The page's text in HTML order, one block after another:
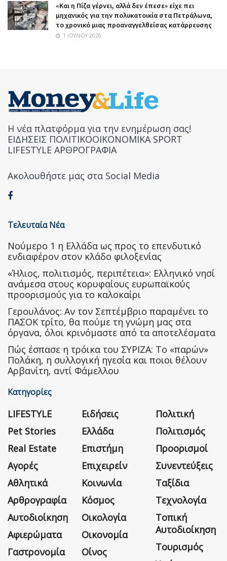
«Και η Πίζα γέρνει, αλλά δεν έπεσε» είχε πει
μηχανικός για την πολυκατοικία στα Πετράλωνα,
το χρονικό μιας προαναγγελθείσας κατάρρευσης
1 ΙΟΥΛΊΟΥ 2026
Η νέα πλατφόρμα για την ενημέρωση σας!
ΕΙΔΗΣΕΙΣ ΠΟΛΙΤΙΚΟΟΙΚΟΝΟΜΙΚΑ SPORT
LIFESTYLE ΑΡΘΡΟΓΡΑΦΙΑ
Ακολουθήστε μας στα Social Media
Τελευταία Νέα
Nούμερο 1 η Ελλάδα ως προς το επενδυτικό
ενδιαφέρον στον κλάδο φιλοξενίας
«Ήλιος, πολιτισμός, περιπέτεια»: Ελληνικό νησί
ανάμεσα στους κορυφαίους ευρωπαϊκούς
προορισμούς για το καλοκαίρι
Γερουλάνος: Αν τον Σεπτέμβριο παραμένει το
ΠΑΣΟΚ τρίτο, θα πούμε τη γνώμη μας στα
όργανα, όλοι κρινόμαστε από τα αποτελέσματα
Πώς έσπασε η τρόικα του ΣΥΡΙΖΑ: Το «παρών»
Πολάκη, η συλλογική ηγεσία και ποιοι θέλουν
Αρβανίτη, αντί Φάμελλου
Κατηγορίες
LIFESTYLE
Pet Stories
Real Estate
Αγορές
Αθλητικά
Αρθρογραφία
Αυτοδιοίκηση
Αφιερώματα
Γαστρονομία
Ειδήσεις
Ελλάδα
Επιστήμη
Επιχειρείν
Κοινωνία
Κόσμος
Οικολογία
Οικονομία
Οίνος
Πολιτική
Πολιτισμός
Προορισμοί
Συνεντεύξεις
Ταξίδια
Τεχνολογία
Τοπική
Αυτοδιοίκηση
Τουρισμός